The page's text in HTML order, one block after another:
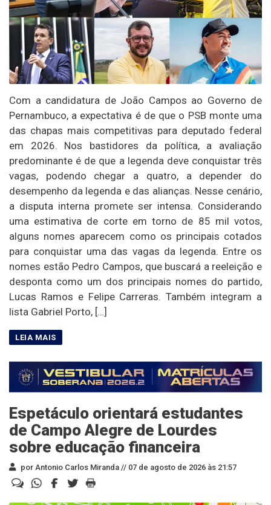
Com a candidatura de João Campos ao Governo de
Pernambuco, a expectativa é de que o PSB monte uma
das chapas mais competitivas para deputado federal
em 2026. Nos bastidores da política, a avaliação
predominante é de que a legenda deve conquistar três
vagas, podendo chegar a quatro, a depender do
desempenho da legenda e das alianças. Nesse cenário,
a disputa interna promete ser intensa. Considerando
uma estimativa de corte em torno de 85 mil votos,
alguns nomes aparecem como os principais cotados
para conquistar uma das vagas da legenda. Entre os
nomes estão Pedro Campos, que buscará a reeleição e
desponta como um dos principais nomes do partido,
Lucas Ramos e Felipe Carreras. Também integram a
lista Gabriel Porto, […]
Espetáculo orientará estudantes
de Campo Alegre de Lourdes
sobre educação financeira
por Antonio Carlos Miranda // 07 de agosto de 2026 às 21:57